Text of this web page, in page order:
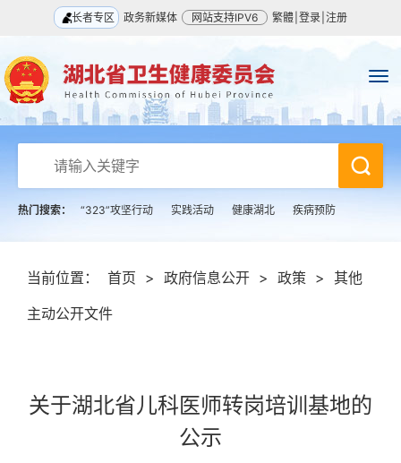
长者专区 政务新媒体 网站支持IPV6 繁體 登录 注册
热门搜索： “323”攻坚行动 实践活动 健康湖北 疾病预防
当前位置： 首页 > 政府信息公开 > 政策 > 其他
主动公开文件
关于湖北省儿科医师转岗培训基地的
公示